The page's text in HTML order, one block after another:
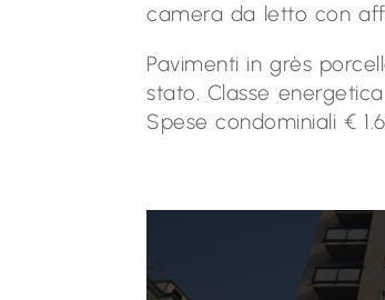
camera da letto con
Pavimenti in grès
stato. Classe
Spese condominiali €